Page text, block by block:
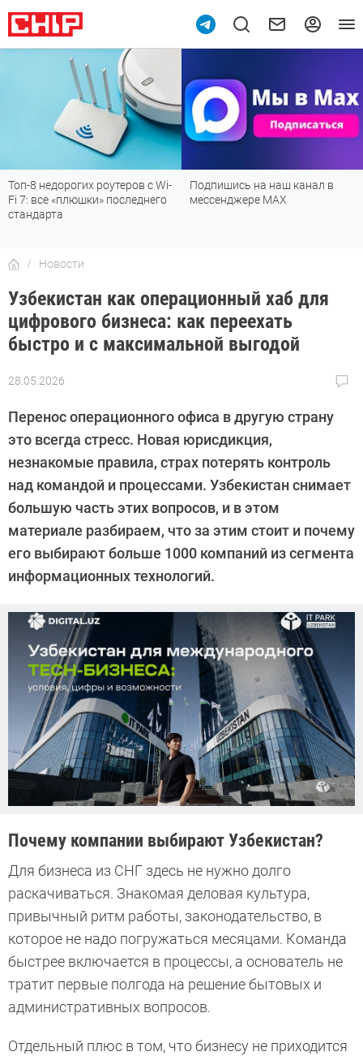
Топ-8 недорогих роутеров с Wi-
Fi 7: все «плюшки» последнего
стандарта
Подпишись на наш канал в
мессенджере МАХ
Новости
Узбекистан как операционный хаб для
цифрового бизнеса: как переехать
быстро и с максимальной выгодой
28.05.2026
Автор:
Иванов
Перенос операционного офиса в другую страну
это всегда стресс. Новая юрисдикция,
незнакомые правила, страх потерять контроль
над командой и процессами. Узбекистан снимает
большую часть этих вопросов, и в этом
материале разбираем, что за этим стоит и почему
его выбирают больше 1000 компаний из сегмента
информационных технологий.
Почему компании выбирают Узбекистан?
Для бизнеса из СНГ здесь не нужно долго
раскачиваться. Знакомая деловая культура,
привычный ритм работы, законодательство, в
которое не надо погружаться месяцами. Команда
быстрее включается в процессы, а основатель не
тратит первые полгода на решение бытовых и
административных вопросов.
Отдельный плюс в том, что бизнесу не приходится